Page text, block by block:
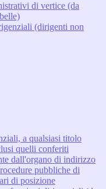
di vertice (da
(dirigenti non
a qualsiasi titolo
quelli conferiti
dall'organo di indirizzo
pubbliche di
di posizione